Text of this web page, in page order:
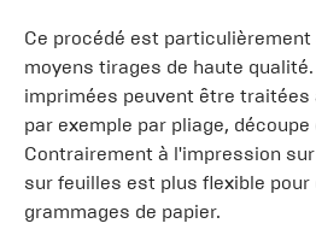
Ce procédé est
moyens tirages de haute
imprimées peuvent être
par exemple par pliage, découpe
Contrairement à l'impression
sur feuilles est plus flexible
grammages de papier.